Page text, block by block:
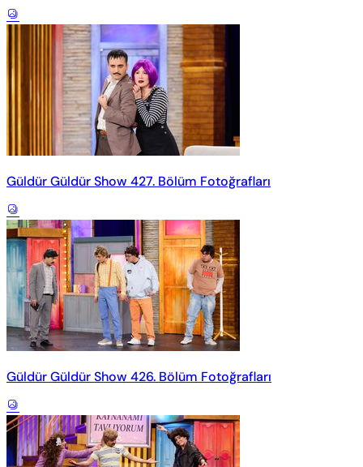
Güldür Güldür Show 427. Bölüm Fotoğrafları
Güldür Güldür Show 426. Bölüm Fotoğrafları